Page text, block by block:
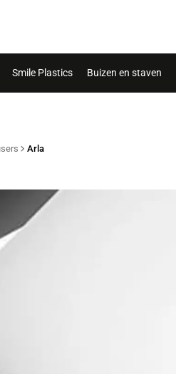
Smile Plastics Buizen en staven
Arla